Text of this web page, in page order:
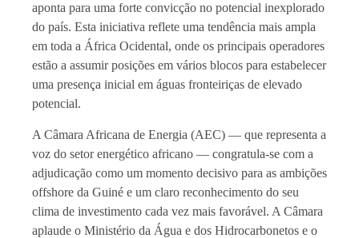
aponta para uma forte convicção no potencial inexplorado
do país. Esta iniciativa reflete uma tendência mais ampla
em toda a África Ocidental, onde os principais operadores
estão a assumir posições em vários blocos para estabelecer
uma presença inicial em águas fronteiriças de elevado
potencial.
A Câmara Africana de Energia (AEC) — que representa a
voz do setor energético africano — congratula-se com a
adjudicação como um momento decisivo para as ambições
offshore da Guiné e um claro reconhecimento do seu
clima de investimento cada vez mais favorável. A Câmara
aplaude o Ministério da Água e dos Hidrocarbonetos e o